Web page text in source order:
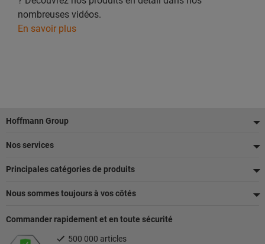
nombreuses vidéos.
En savoir plus
Pied
de
page
Hoffmann Group
Nos services
Principales catégories de produits
Nous sommes toujours à vos côtés
Commander rapidement et en toute sécurité
500 000 articles